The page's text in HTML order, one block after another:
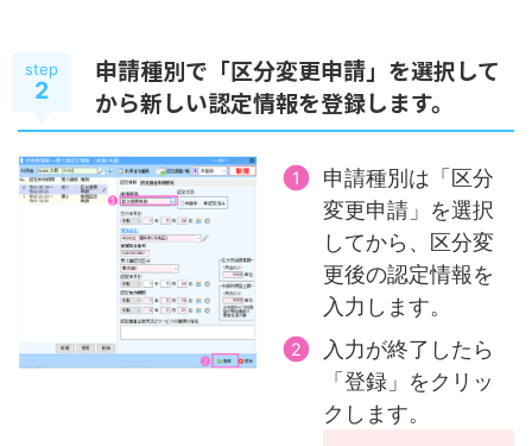
step
2
申請種別で「区分変更申請」を選択して
から新しい認定情報を登録します。
申請種別は「区分
変更申請」を選択
してから、区分変
更後の認定情報を
入力します。
入力が終了したら
「登録」をクリッ
クします。